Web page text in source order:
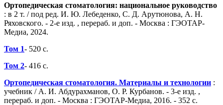
Ортопедическая стоматология: национальное руководство
: в 2 т. / под ред. И. Ю. Лебеденко, С. Д. Арутюнова, А. Н.
Ряховского. - 2-е изд. , перераб. и доп. - Москва : ГЭОТАР-
Медиа, 2024.
Том 1- 520 с.
Том 2- 416 с.
Ортопедическая стоматология. Материалы и технологии :
учебник / А. И. Абдурахманов, О. Р. Курбанов. - 3-е изд. ,
перераб. и доп. - Москва : ГЭОТАР-Медиа, 2016. - 352 с.